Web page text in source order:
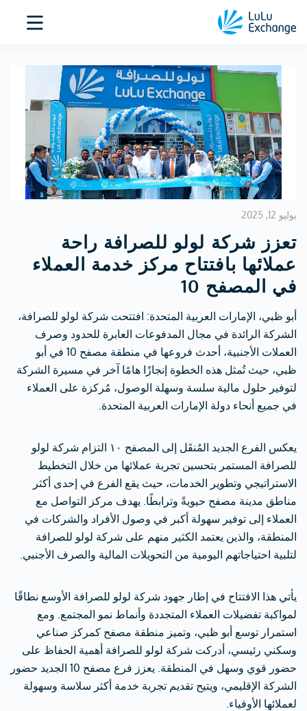
يوليو 12, 2025
تعزز شركة لولو للصرافة راحة
عملائها بافتتاح مركز خدمة العملاء
في المصفح 10
أبو ظبي، الإمارات العربية المتحدة: افتتحت شركة لولو للصرافة،
الشركة الرائدة في مجال المدفوعات العابرة للحدود وصرف
العملات الأجنبية، أحدث فروعها في منطقة مصفح 10 في أبو
ظبي، حيث تُمثل هذه الخطوة إنجازًا هامًا آخر في مسيرة الشركة
لتوفير حلول مالية سلسة وسهلة الوصول، مُركزة على العملاء
في جميع أنحاء دولة الإمارات العربية المتحدة.
يعكس الفرع الجديد المُنقَل إلى المصفح ١٠ التزام شركة لولو
للصرافة المستمر بتحسين تجربة عملائها من خلال التخطيط
الاستراتيجي وتطوير الخدمات، حيث يقع الفرع في إحدى أكثر
مناطق مدينة مصفح حيويةً وترابطًا. يهدف مركز التواصل مع
العملاء إلى توفير سهولة أكبر في وصول الأفراد والشركات في
المنطقة، والذين يعتمد الكثير منهم على شركة لولو للصرافة
لتلبية احتياجاتهم اليومية من التحويلات المالية والصرف الأجنبي.
يأتي هذا الافتتاح في إطار جهود شركة لولو للصرافة الأوسع نطاقًا
لمواكبة تفضيلات العملاء المتجددة وأنماط نمو المجتمع. ومع
استمرار توسع أبو ظبي، وتميز منطقة مصفح كمركز صناعي
وسكني رئيسي، أدركت شركة لولو للصرافة أهمية الحفاظ على
حضور قوي وسهل في المنطقة. يعزز فرع مصفح 10 الجديد حضور
الشركة الإقليمي، ويتيح تقديم تجربة خدمة أكثر سلاسة وسهولة
لعملائها الأوفياء.